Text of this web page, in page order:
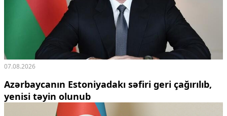
07.08.2026
Azərbaycanın Estoniyadakı səfiri geri çağırılıb,
yenisi təyin olunub